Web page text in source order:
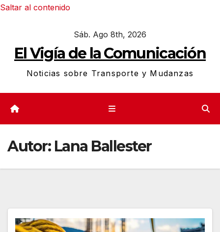
Saltar al contenido
Sáb. Ago 8th, 2026
El Vigía de la Comunicación
Noticias sobre Transporte y Mudanzas
Autor: Lana Ballester